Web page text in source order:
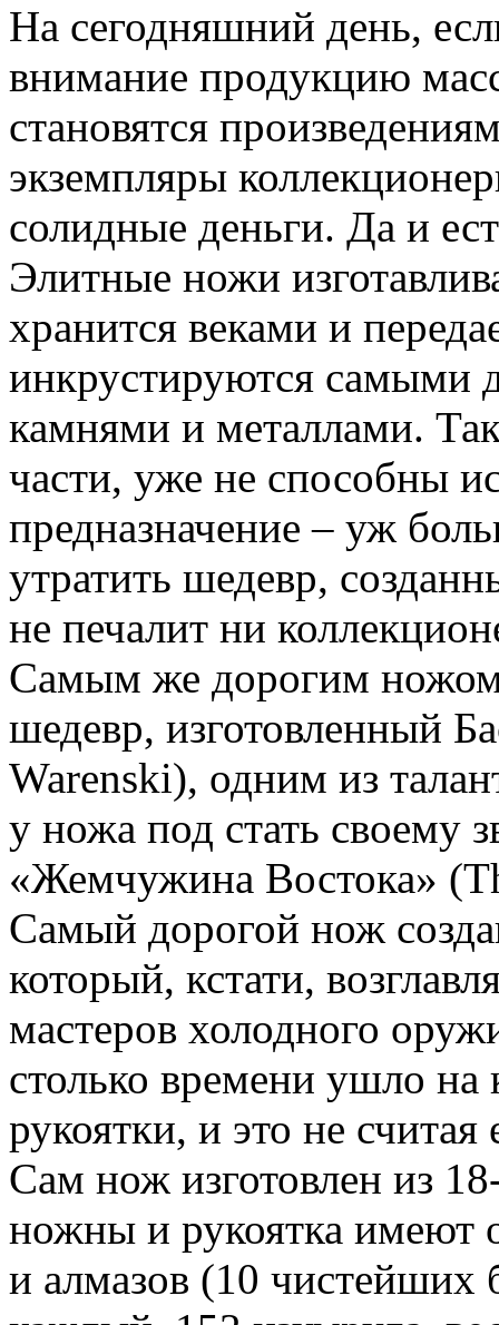
На сегодняшний день,
внимание продукцию
становятся
экземпляры
солидные деньги. Да и
Элитные ножи
хранится веками и
инкрустируются самыми
камнями и металлами.
части, уже не способны
предназначение – уж
утратить шедевр,
не печалит ни
Самым же дорогим ножом
шедевр, изготовленный
Warenski), одним из
у ножа под стать своему
«Жемчужина Востока»
Самый дорогой нож
который, кстати,
мастеров холодного
столько времени ушло на
рукоятки, и это не считая
Сам нож изготовлен из
ножны и рукоятка имеют
и алмазов (10 чистейших